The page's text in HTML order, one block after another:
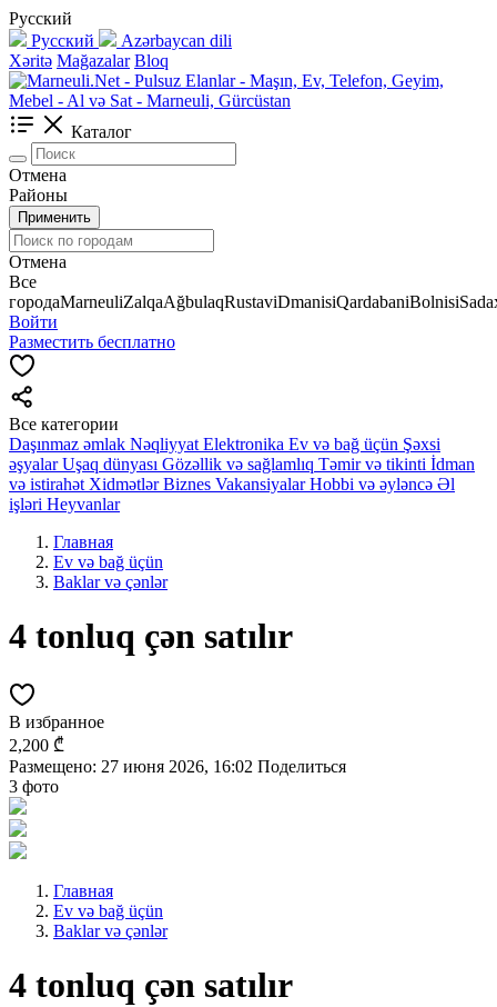
Русский
Русский
Azərbaycan dili
Xəritə Mağazalar Bloq
Каталог
Отмена
Районы
Применить
Отмена
Все
городаMarneuliZalqaAğbulaqRustaviDmanisiQardabaniBolnisi
Войти
Разместить бесплатно
Все категории
Daşınmaz əmlak Nəqliyyat Elektronika Ev və bağ üçün Şəxsi
əşyalar Uşaq dünyası Gözəllik və sağlamlıq Təmir və tikinti İdman
və istirahət Xidmətlər Biznes Vakansiyalar Hobbi və əyləncə Əl
işləri Heyvanlar
Главная
Ev və bağ üçün
Baklar və çənlər
4 tonluq çən satılır
В избранное
2,200 ₾
Размещено: 27 июня 2026, 16:02 Поделиться
3 фото
Главная
Ev və bağ üçün
Baklar və çənlər
4 tonluq çən satılır